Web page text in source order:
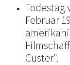
Todestag
Februar
Custer".